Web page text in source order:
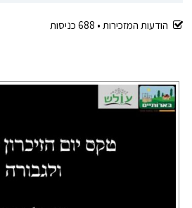
הודעות המזכירות • 688כניסות